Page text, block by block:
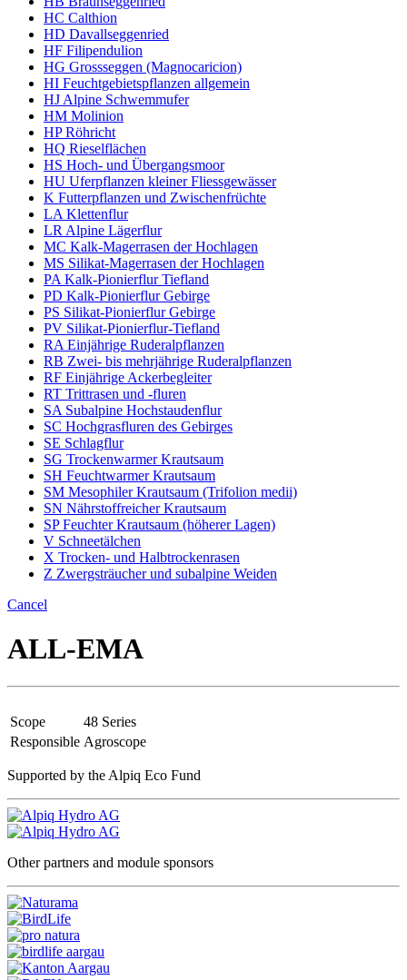
HC Calthion
HD Davallseggenried
HF Filipendulion
HG Grossseggen (Magnocaricion)
HI Feuchtgebietspflanzen allgemein
HJ Alpine Schwemmufer
HM Molinion
HP Röhricht
HQ Rieselflächen
HS Hoch- und Übergangsmoor
HU Uferpflanzen kleiner Fliessgewässer
K Futterpflanzen und Zwischenfrüchte
LA Klettenflur
LR Alpine Lägerflur
MC Kalk-Magerrasen der Hochlagen
MS Silikat-Magerrasen der Hochlagen
PA Kalk-Pionierflur Tiefland
PD Kalk-Pionierflur Gebirge
PS Silikat-Pionierflur Gebirge
PV Silikat-Pionierflur-Tiefland
RA Einjährige Ruderalpflanzen
RB Zwei- bis mehrjährige Ruderalpflanzen
RF Einjährige Ackerbegleiter
RT Trittrasen und -fluren
SA Subalpine Hochstaudenflur
SC Hochgrasfluren des Gebirges
SE Schlagflur
SG Trockenwarmer Krautsaum
SH Feuchtwarmer Krautsaum
SM Mesophiler Krautsaum (Trifolion medii)
SN Nährstoffreicher Krautsaum
SP Feuchter Krautsaum (höherer Lagen)
V Schneetälchen
X Trocken- und Halbtrockenrasen
Z Zwergsträucher und subalpine Weiden
Cancel
ALL-EMA
Scope
48 Series
Responsible Agroscope
Supported by the Alpiq Eco Fund
Other partners and module sponsors